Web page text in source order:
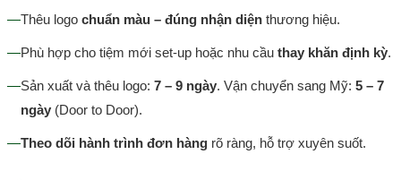
—Thêu logo chuẩn màu – đúng nhận diện thương hiệu.
—Phù hợp cho tiệm mới set-up hoặc nhu cầu thay khăn định kỳ.
—Sản xuất và thêu logo: 7 – 9 ngày. Vận chuyển sang Mỹ: 5 – 7
ngày (Door to Door).
—Theo dõi hành trình đơn hàng rõ ràng, hỗ trợ xuyên suốt.